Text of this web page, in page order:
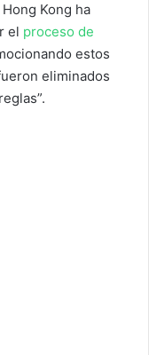
Kong ha
el proceso de
estos
eliminados